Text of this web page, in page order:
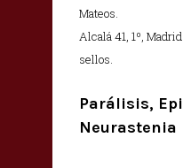
Mateos.
Alcalá 41, 1º,
sellos.
Parálisis,
Neurastenia